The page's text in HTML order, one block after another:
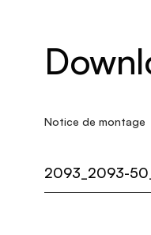
Notice de montage